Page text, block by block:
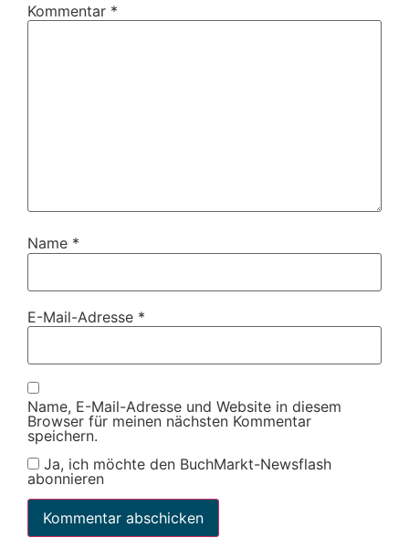
Kommentar *
Name *
E-Mail-Adresse *
Name, E-Mail-Adresse und Website in diesem
Browser für meinen nächsten Kommentar
speichern.
Ja, ich möchte den BuchMarkt-Newsflash
abonnieren